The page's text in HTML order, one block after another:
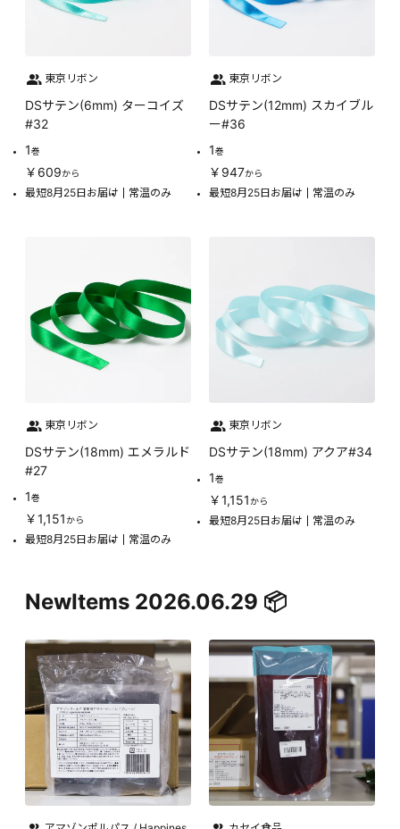
東京リボン
DSサテン(6mm) ターコイズ
#32
1巻
￥609から
最短8月25日お届け 常温のみ
東京リボン
DSサテン(12mm) スカイブル
ー#36
1巻
￥947から
最短8月25日お届け 常温のみ
東京リボン
DSサテン(18mm) エメラルド
#27
1巻
￥1,151から
最短8月25日お届け 常温のみ
東京リボン
DSサテン(18mm) アクア#34
1巻
￥1,151から
最短8月25日お届け 常温のみ
NewItems 2026.06.29 📦